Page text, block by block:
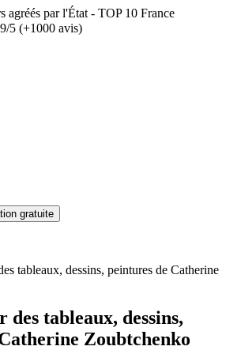
agréés par l'État - TOP 10 France
5 (+1000 avis)
gratuite
tableaux, dessins, peintures de Catherine
des tableaux, dessins,
Zoubtchenko